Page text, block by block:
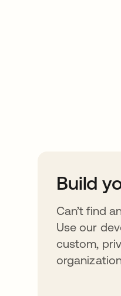
Build
Can’t find
Use our
custom,